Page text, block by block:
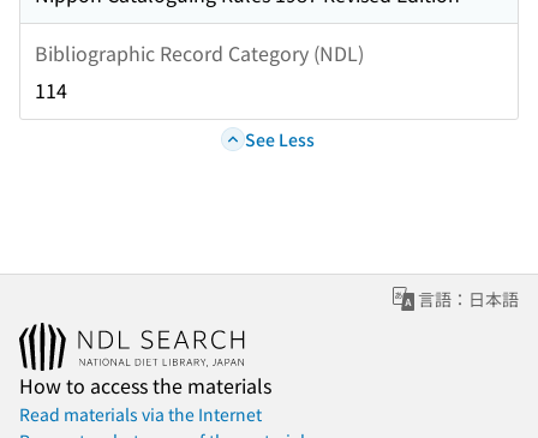
Bibliographic Record Category (NDL)
114
See Less
言語：日本語
How to access the materials
Read materials via the Internet